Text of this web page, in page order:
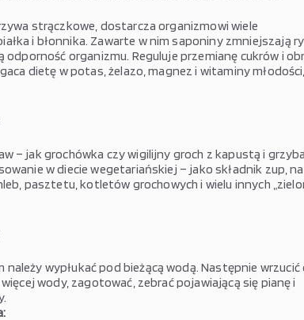
strączkowe, dostarcza organizmowi wiele
i błonnika. Zawarte w nim saponiny zmniejszają
odporność organizmu. Reguluje przemianę cukrów i
dietę w potas, żelazo, magnez i witaminy
– jak grochówka czy wigilijny groch z kapustą i
w diecie wegetariańskiej – jako składnik zup,
pasztetu, kotletów grochowych i wielu innych
wypłukać pod bieżącą wodą. Następnie wrzucić
wody, zagotować, zebrać pojawiającą się pianę i